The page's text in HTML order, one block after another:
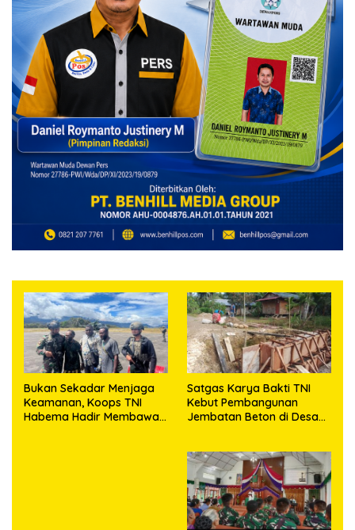
Bukan Sekadar Menjaga
Keamanan, Koops TNI
Habema Hadir Membawa
Satgas Karya Bakti TNI
Kebut Pembangunan
Jembatan Beton di Desa